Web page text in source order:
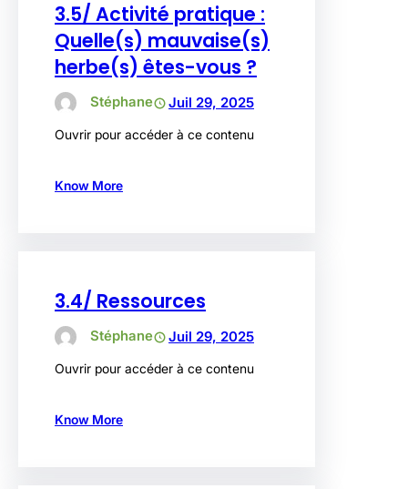
3.5/ Activité pratique :
Quelle(s) mauvaise(s)
herbe(s) êtes-vous ?
Stéphane Juil 29, 2025
Ouvrir pour accéder à ce contenu
Know More
3.4/ Ressources
Stéphane Juil 29, 2025
Ouvrir pour accéder à ce contenu
Know More